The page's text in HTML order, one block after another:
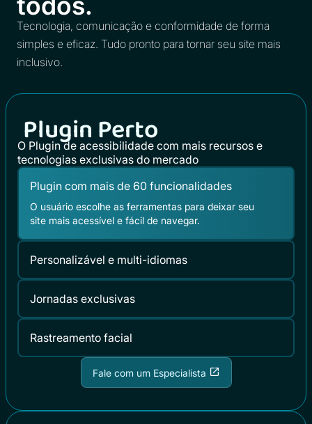
Tecnologia, comunicação e conformidade de forma
simples e eficaz. Tudo pronto para tornar seu site mais
inclusivo.
Plugin Perto
O Plugin de acessibilidade com mais recursos e
tecnologias exclusivas do mercado
Plugin com mais de 60 funcionalidades
O usuário escolhe as ferramentas para deixar seu
site mais acessível e fácil de navegar.
Personalizável e multi-idiomas
Jornadas exclusivas
Rastreamento facial
Fale com um Especialista